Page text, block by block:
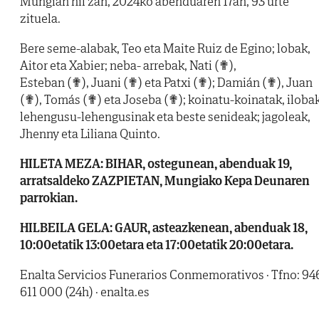
zituela.
Bere seme-alabak, Teo eta Maite Ruiz de Egino; lobak,
Aitor eta Xabier; neba- arrebak, Nati (✟),
Esteban (✟), Juani (✟) eta Patxi (✟); Damián (✟), Juan
(✟), Tomás (✟) eta Joseba (✟); koinatu-koinatak,
lehengusu-lehengusinak eta beste senideak; jagoleak,
Jhenny eta Liliana Quinto.
HILETA MEZA: BIHAR, ostegunean, abenduak 19,
arratsaldeko ZAZPIETAN, Mungiako Kepa Deunaren
parrokian.
HILBEILA GELA: GAUR, asteazkenean, abenduak 18,
10:00etatik 13:00etara eta 17:00etatik 20:00etara.
Enalta Servicios Funerarios Conmemorativos · Tfno:
611 000 (24h) · enalta.es